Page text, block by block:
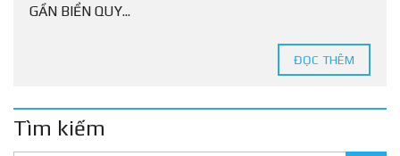
GẦN BIỂN QUY...
ĐỌC THÊM
Tìm kiếm